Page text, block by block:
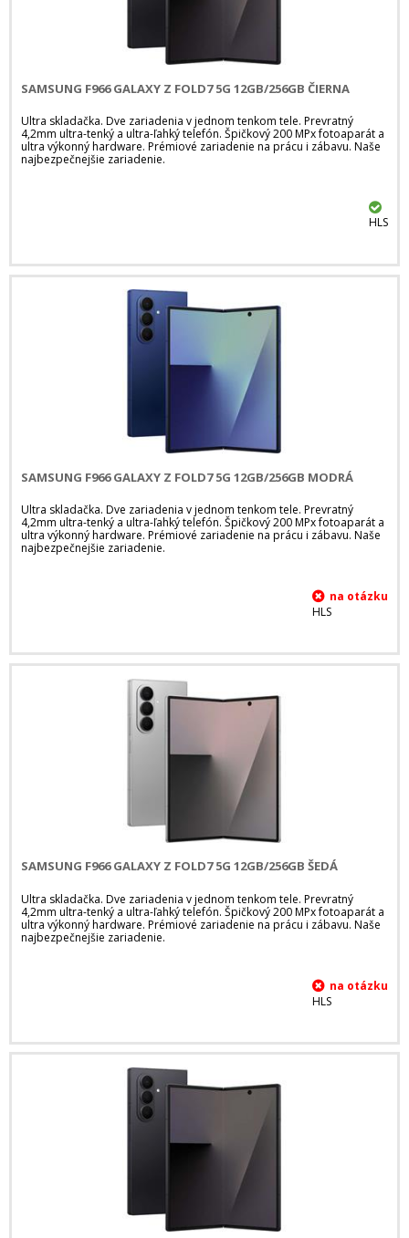
SAMSUNG F966 GALAXY Z FOLD7 5G 12GB/256GB ČIERNA
Ultra skladačka. Dve zariadenia v jednom tenkom tele. Prevratný
4,2mm ultra-tenký a ultra-ľahký telefón. Špičkový 200 MPx fotoaparát a
ultra výkonný hardware. Prémiové zariadenie na prácu i zábavu. Naše
najbezpečnejšie zariadenie.
HLS
SAMSUNG F966 GALAXY Z FOLD7 5G 12GB/256GB MODRÁ
Ultra skladačka. Dve zariadenia v jednom tenkom tele. Prevratný
4,2mm ultra-tenký a ultra-ľahký telefón. Špičkový 200 MPx fotoaparát a
ultra výkonný hardware. Prémiové zariadenie na prácu i zábavu. Naše
najbezpečnejšie zariadenie.
HLS
SAMSUNG F966 GALAXY Z FOLD7 5G 12GB/256GB ŠEDÁ
Ultra skladačka. Dve zariadenia v jednom tenkom tele. Prevratný
4,2mm ultra-tenký a ultra-ľahký telefón. Špičkový 200 MPx fotoaparát a
ultra výkonný hardware. Prémiové zariadenie na prácu i zábavu. Naše
najbezpečnejšie zariadenie.
HLS